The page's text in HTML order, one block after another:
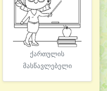
ქართულის
მასწავლებელი